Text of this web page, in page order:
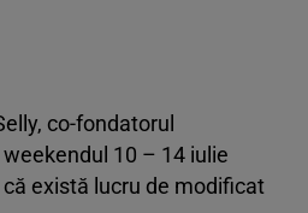
co-fondatorul
10 – 14 iulie
există lucru de modificat